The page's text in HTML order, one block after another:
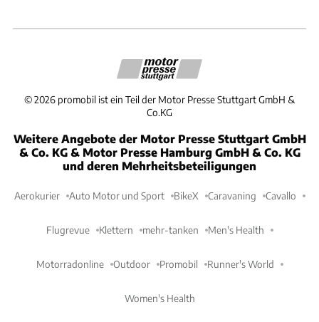
©2026 promobil ist ein Teil der Motor Presse Stuttgart GmbH &
Co.KG
Weitere Angebote der Motor Presse Stuttgart GmbH
& Co. KG & Motor Presse Hamburg GmbH & Co. KG
und deren Mehrheitsbeteiligungen
Aerokurier Auto Motor und Sport BikeX Caravaning Cavallo
Flugrevue Klettern mehr-tanken Men's Health
Motorradonline Outdoor Promobil Runner's World
Women's Health